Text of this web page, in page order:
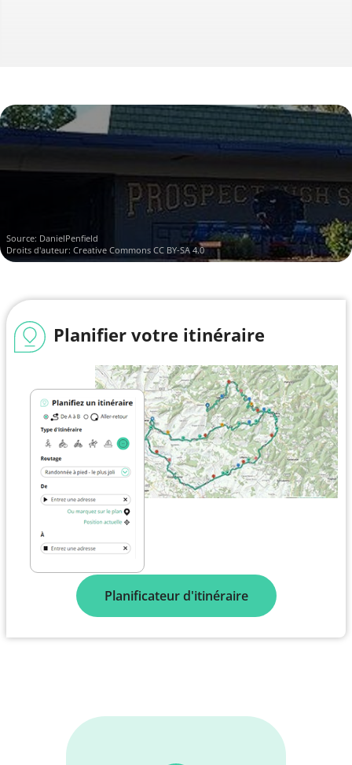
Source: DanielPenfield
Droits d'auteur: Creative Commons CC BY-SA 4.0
Planifier votre itinéraire
Planificateur d'itinéraire